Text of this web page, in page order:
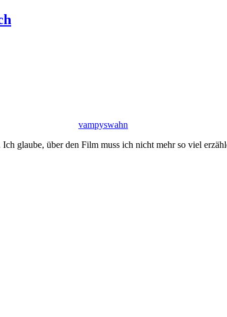
vampyswahn
glaube, über den Film muss ich nicht mehr so viel